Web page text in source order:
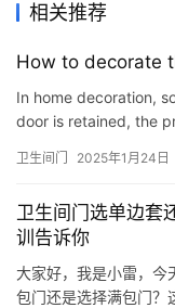
联
系
我
们
相关推荐
How to decorate
In home decoration,
door is retained, the
卫生间门 2025年1月24日
卫生间门选单边套
训告诉你
大家好，我是小雷，今
包门还是选择满包门？